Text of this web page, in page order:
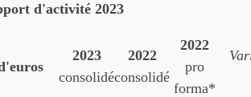
d'activité 2023
2023
consolidé
2022
consolidé
2022
pro
forma*